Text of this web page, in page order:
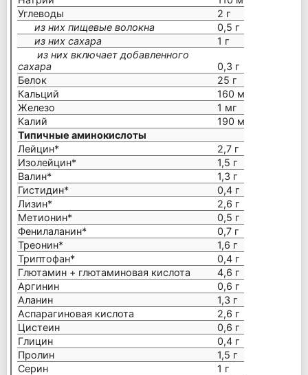
Углеводы
2 г
из них пищевые волокна
0,5 г
из них сахара
1 г
из них включает добавленного
сахара
0,3 г
Белок
25 г
Кальций
160 мг
Железо
1 мг
Калий
190 мг
Типичные аминокислоты
Лейцин*
2,7 г
Изолейцин*
1,5 г
Валин*
1,3 г
Гистидин*
0,4 г
Лизин*
2,6 г
Метионин*
0,5 г
Фенилаланин*
0,7 г
Треонин*
1,6 г
Триптофан*
0,4 г
Глютамин + глютаминовая кислота
4,6 г
Аргинин
0,6 г
Аланин
1,3 г
Аспарагиновая кислота
2,6 г
Цистеин
0,6 г
Глицин
0,4 г
Пролин
1,5 г
Серин
1 г